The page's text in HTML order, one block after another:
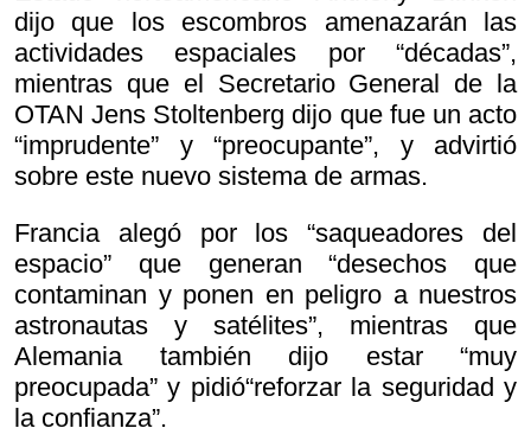
dijo que los escombros amenazarán las
actividades espaciales por “décadas”,
mientras que el Secretario General de la
OTAN Jens Stoltenberg dijo que fue un acto
“imprudente” y “preocupante”, y advirtió
sobre este nuevo sistema de armas.
Francia alegó por los “saqueadores del
espacio” que generan “desechos que
contaminan y ponen en peligro a nuestros
astronautas y satélites”, mientras que
Alemania también dijo estar “muy
preocupada” y pidió“reforzar la seguridad y
la confianza”.